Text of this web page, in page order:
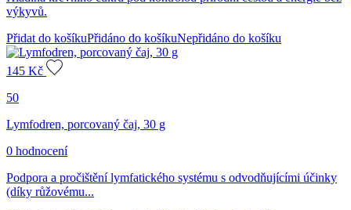
výkyvů.
Přidat do košíkuPřidáno do košíkuNepřidáno do košíku
145 Kč
50
Lymfodren, porcovaný čaj, 30 g
0 hodnocení
Podpora a pročištění lymfatického systému s odvodňujícími účinky
(díky růžovému...